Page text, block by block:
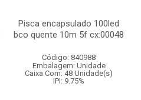
Pisca encapsulado 100led
bco quente 10m 5f cx:00048
Código: 840988
Embalagem: Unidade
Caixa Com: 48 Unidade(s)
IPI: 9.75%